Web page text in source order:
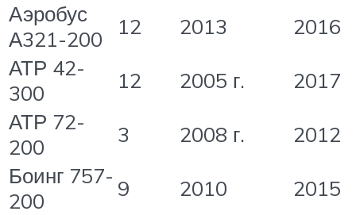
Аэробус
А321-200
12 2013
2016
АТР 42-
300
12 2005 г.
2017
АТР 72-
200
3 2008 г.
2012
Боинг 757-
200
9 2010
2015